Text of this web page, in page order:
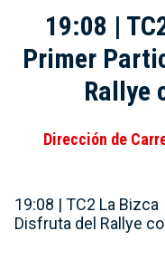
19:08 |
Primer
Rallye
Dirección de
19:08 | TC2 La
Disfruta del Rallye